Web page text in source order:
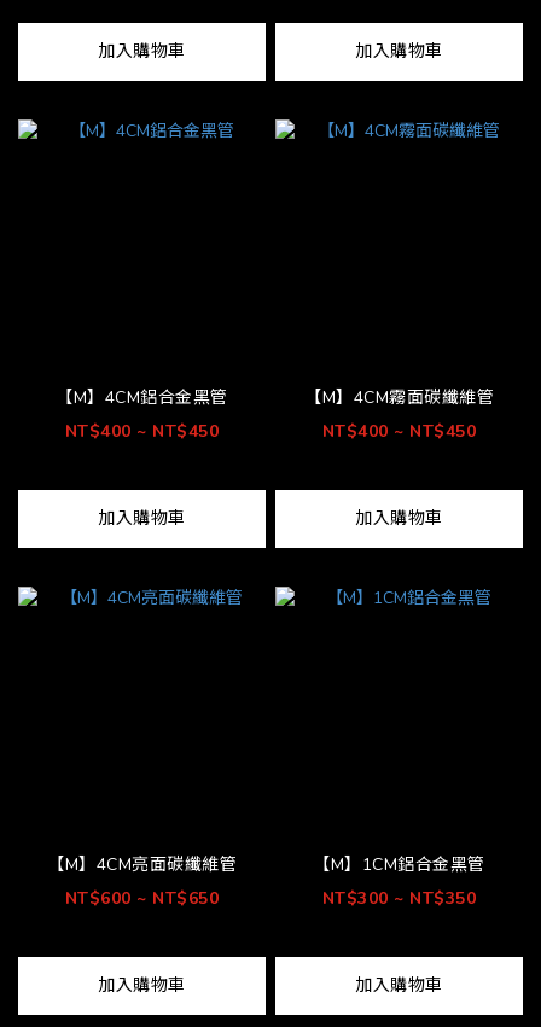
加入購物車 加入購物車
【M】4CM鋁合金黑管
NT$400 ~ NT$450
加入購物車
【M】4CM霧面碳纖維管
NT$400 ~ NT$450
加入購物車
【M】4CM亮面碳纖維管
NT$600 ~ NT$650
加入購物車
【M】1CM鋁合金黑管
NT$300 ~ NT$350
加入購物車